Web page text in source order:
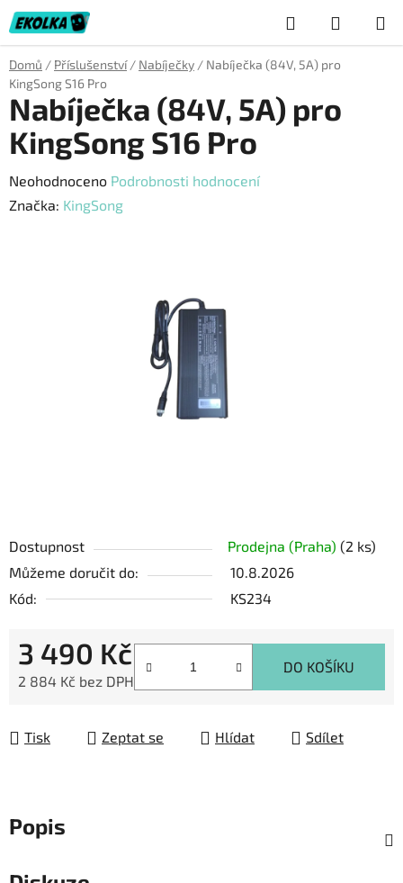
Přejít
na
obsah
Hledat
KOŠÍK
Domů / Příslušenství / Nabíječky / Nabíječka (84V, 5A) pro
KingSong S16 Pro
Dostupnost Prodejna (Praha) (2 ks)
Můžeme doručit do:
10.8.2026
Kód:
KS234
3 490 Kč
2 884 Kč bez DPH
DO KOŠÍKU
Tisk Zeptat se Hlídat Sdílet
Nabíječka (84V, 5A) pro
KingSong S16 Pro
Průměrné
hodnocení
Neohodnoceno Podrobnosti hodnocení
Značka: KingSong
Popis